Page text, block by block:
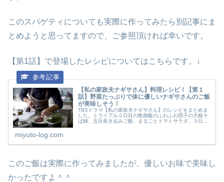
このスパゲティについても実際に作ってみたら別記事にま
とめようと思ってますので、ご参照頂ければ幸いです。
【第1話】で登場したレシピについてはこちらです。↓
【私の家政夫ナギサさん】料理レシピ！【第１
話】野菜たっぷりで体に優しいナギサさんのご飯
が美味しそう！
TBSドラマ【私の家政夫ナギサさん】のレシピをまとめま
した。トライアル２日目の晩御飯のふわふわ団子の大根そ
ば鍋、五目炊き込みご飯、まるごとトマトサラダ、３日目
miyuto-log.com
このご飯は実際に作ってみましたが、優しいお味で美味し
かったですよ＾＾